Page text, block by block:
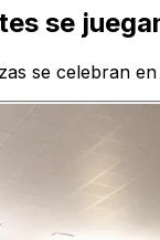
se
se celebran